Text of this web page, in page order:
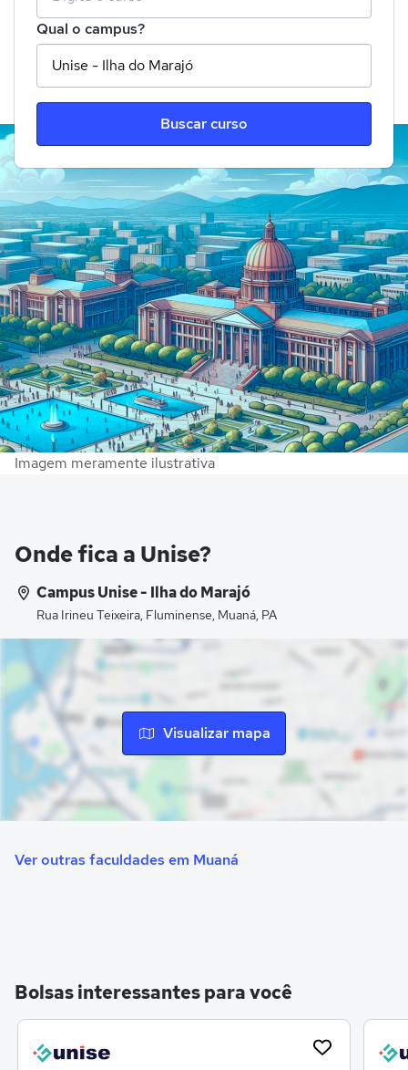
Qual o campus?
Buscar curso
Imagem meramente ilustrativa
Onde fica a Unise?
Campus Unise - Ilha do Marajó
Rua Irineu Teixeira, Fluminense, Muaná, PA
Visualizar mapa
Ver outras faculdades em Muaná
Bolsas interessantes para você